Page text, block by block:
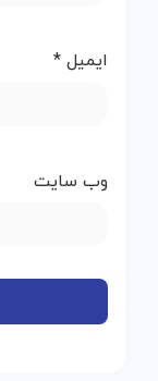
ایمیل *
وب‌ سایت